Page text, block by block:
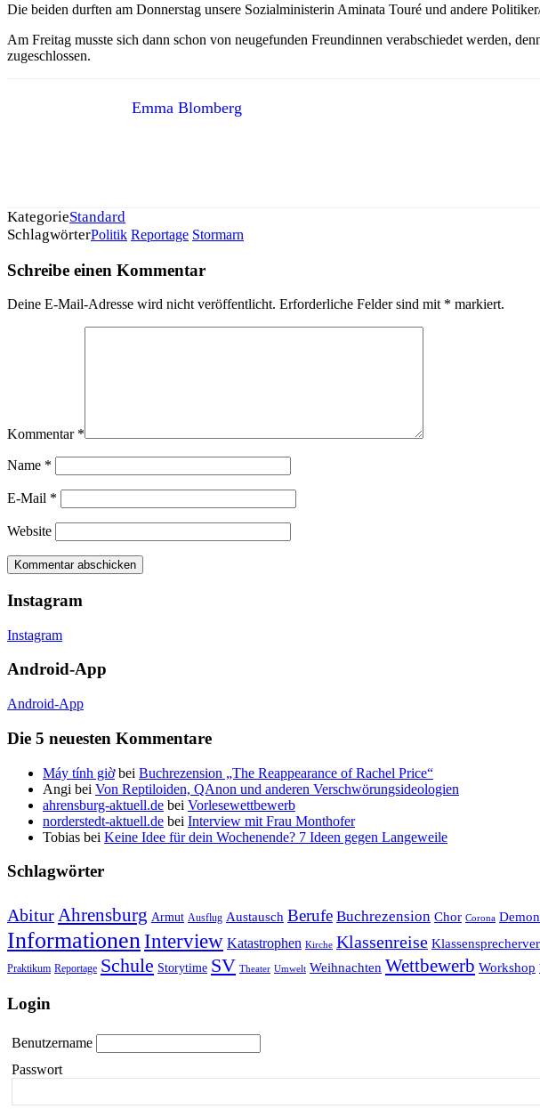
Die beiden durften am Donnerstag unsere Sozialministerin Aminata Touré und andere
Am Freitag musste sich dann schon von neugefunden Freundinnen verabschiedet werden,
zugeschlossen.
Emma Blomberg
KategorieStandard
SchlagwörterPolitik Reportage Stormarn
Schreibe einen Kommentar
Deine E-Mail-Adresse wird nicht veröffentlicht. Erforderliche Felder sind mit * markiert.
Kommentar *
Name *
E-Mail *
Website
Instagram
Instagram
Android-App
Android-App
Die 5 neuesten Kommentare
Máy tính giờbei Buchrezension „The Reappearance of Rachel Price“
Angi bei Von Reptiloiden, QAnon und anderen Verschwörungsideologien
ahrensburg-aktuell.de bei Vorlesewettbewerb
norderstedt-aktuell.de bei Interview mit Frau Monthofer
Tobias bei Keine Idee für dein Wochenende? 7 Ideen gegen Langeweile
Schlagwörter
AbiturAhrensburg Armut Ausflug Austausch Berufe Buchrezension Chor Corona
InformationenInterview Katastrophen Kirche Klassenreise
Praktikum Reportage Schule Storytime SV Theater Umwelt Weihnachten Wettbewerb Workshop
Login
Benutzername
Passwort